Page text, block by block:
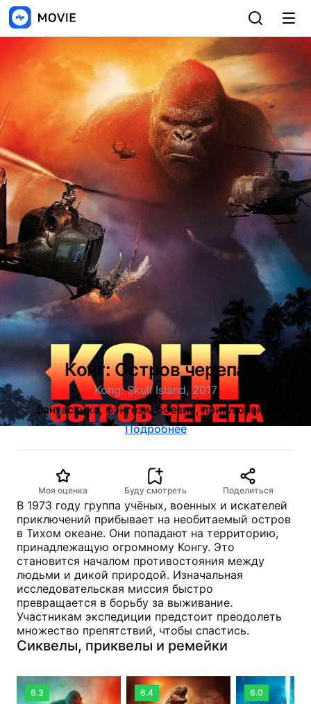
Конг: Остров черепа
Kong: Skull Island, 2017
фантастика, фэнтези, боевик, приключения
Подробнее
Моя оценка Буду смотреть Поделиться
В 1973 году группа учёных, военных и искателей
приключений прибывает на необитаемый остров
в Тихом океане. Они попадают на территорию,
принадлежащую огромному Конгу. Это
становится началом противостояния между
людьми и дикой природой. Изначальная
исследовательская миссия быстро
превращается в борьбу за выживание.
Участникам экспедиции предстоит преодолеть
множество препятствий, чтобы спастись.
Сиквелы, приквелы и ремейки
6.3 6.4 6.0